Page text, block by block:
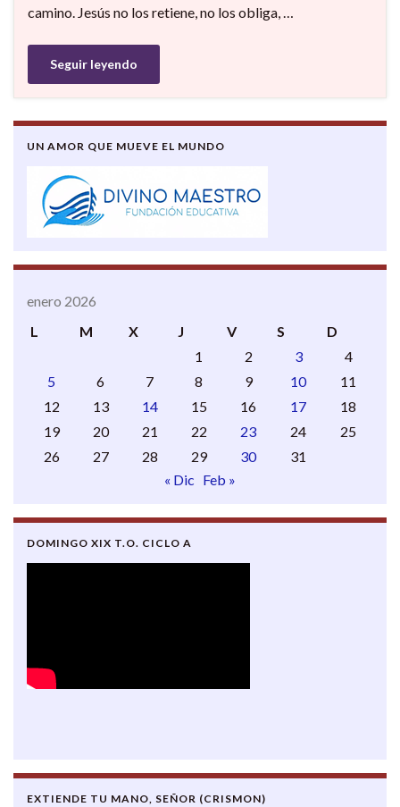
camino. Jesús no los retiene, no los obliga, …
Seguir leyendo
UN AMOR QUE MUEVE EL MUNDO
enero 2026
L
M X J V S
D
1
2 3
4
5
6 7 8 9 10
11
12
13 14 15 16 17
18
19
20 21 22 23 24
25
26
27 28 29 30
31
« Dic Feb »
DOMINGO XIX T.O. CICLO A
EXTIENDE TU MANO, SEÑOR (CRISMON)